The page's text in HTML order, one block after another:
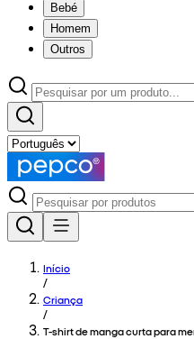
Bebé
Homem
Outros
Início
/
Criança
/
T-shirt de manga curta para